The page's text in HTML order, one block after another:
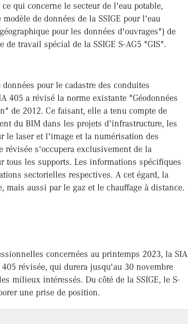
qui concerne le secteur de l'eau potable,
de données de la SSIGE pour l'eau
pour les données d'ouvrages") de
travail spécial de la SSIGE S-AG5 "GIS".
pour le cadastre des conduites
405 a révisé la norme existante "Géodonnées
de 2012. Ce faisant, elle a tenu compte de
du BIM dans les projets d'infrastructure, les
le laser et l'image et la numérisation des
révisée s'occupera exclusivement de la
tous les supports. Les informations spécifiques
sectorielles respectives. A cet égard, la
mais aussi par le gaz et le chauffage à distance.
concernées au printemps 2023, la SIA
révisée, qui durera jusqu'au 30 novembre
milieux intéressés. Du côté de la SSIGE, le S-
une prise de position.